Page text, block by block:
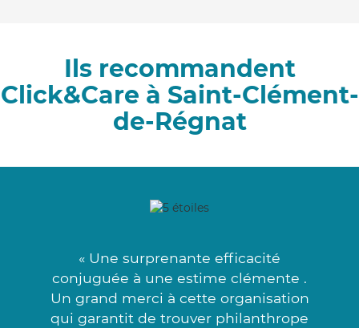
Ils recommandent
Click&Care à Saint-Clément-
de-Régnat
« Une surprenante efficacité
conjuguée à une estime clémente .
Un grand merci à cette organisation
qui garantit de trouver philanthrope